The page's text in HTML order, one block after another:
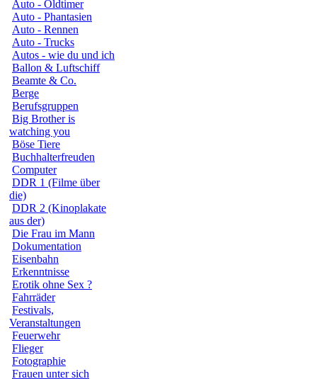
Auto - Oldtimer
Auto - Phantasien
Auto - Rennen
Auto - Trucks
Autos - wie du und ich
Ballon & Luftschiff
Beamte & Co.
Berge
Berufsgruppen
Big Brother is
watching you
Böse Tiere
Buchhalterfreuden
Computer
DDR 1 (Filme über
die)
DDR 2 (Kinoplakate
aus der)
Die Frau im Mann
Dokumentation
Eisenbahn
Erkenntnisse
Erotik ohne Sex ?
Fahrräder
Festivals,
Veranstaltungen
Feuerwehr
Flieger
Fotographie
Frauen unter sich